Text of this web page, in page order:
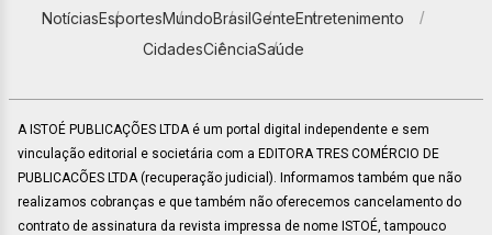
NotíciasEsportesMundoBrasilGenteEntretenimento
CidadesCiênciaSaúde
A ISTOÉ PUBLICAÇÕES LTDA é um portal digital independente e sem
vinculação editorial e societária com a EDITORA TRES COMÉRCIO DE
PUBLICACÕES LTDA (recuperação judicial). Informamos também que não
realizamos cobranças e que também não oferecemos cancelamento do
contrato de assinatura da revista impressa de nome ISTOÉ, tampouco